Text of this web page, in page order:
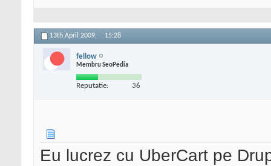
13th April 2009, 15:28
fellow
Membru SeoPedia
Reputatie: 36
Eu lucrez cu UberCart pe